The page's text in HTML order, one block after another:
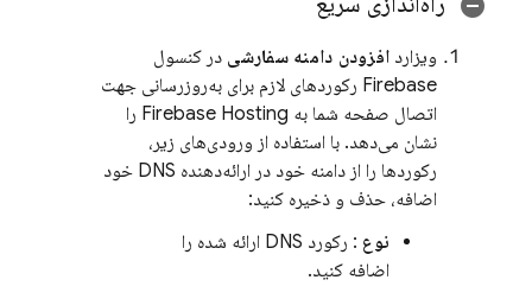
ویزارد افزودن دامنه سفارشی در کنسول
Firebase رکوردهای لازم برای به‌روزرسانی جهت
اتصال صفحه شما به Firebase Hosting را
نشان می‌دهد. با استفاده از ورودی‌های زیر،
رکوردها را از دامنه خود در ارائه‌دهنده DNS خود
اضافه، حذف و ذخیره کنید:
نوع
: رکورد DNS ارائه شده را
اضافه کنید.